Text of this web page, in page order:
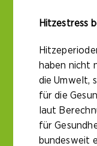
Hitzestress
haben nicht
die Umwelt,
für die
laut
für
bundesweit